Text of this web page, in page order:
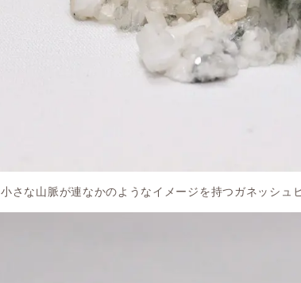
小さな山脈が連なかのようなイメージを持つガネッシュ